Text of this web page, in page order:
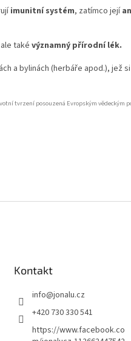
imunitní systém, zatímco její
ale také významný přírodní lék.
a bylinách (herbáře apod.), jež
tvrzení posouzená Evropským vědeckým
Kontakt
info@jonalu.cz
+420 730 330 541
https://www.facebook.co